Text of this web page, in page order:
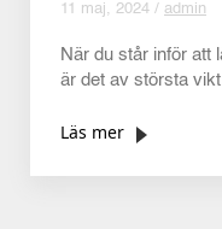
11 maj, 2024 / admin
När du står inför att
är det av största
Läs mer